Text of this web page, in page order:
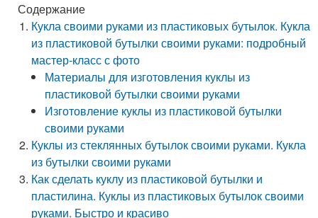
Содержание
Кукла своими руками из пластиковых бутылок. Кукла
из пластиковой бутылки своими руками: подробный
мастер-класс с фото
Материалы для изготовления куклы из
пластиковой бутылки своими руками
Изготовление куклы из пластиковой бутылки
своими руками
Куклы из стеклянных бутылок своими руками. Кукла
из бутылки своими руками
Как сделать куклу из пластиковой бутылки и
пластилина. Куклы из пластиковых бутылок своими
руками. Быстро и красиво